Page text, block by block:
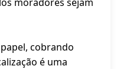
cobrando
é uma